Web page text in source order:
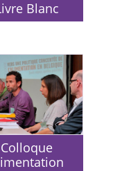
Blanc
Colloque